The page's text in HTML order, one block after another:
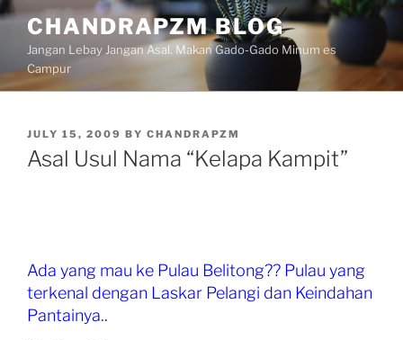
Skip
content
CHANDRAPZM BLOG
Jangan Lebay Jangan Asal. Makan Gado-Gado Minum es
Campur
POSTED
ON
JULY 15, 2009 BY CHANDRAPZM
Asal Usul Nama “Kelapa Kampit”
Ada yang mau ke Pulau Belitong?? Pulau yang
terkenal dengan Laskar Pelangi dan Keindahan
Pantainya..